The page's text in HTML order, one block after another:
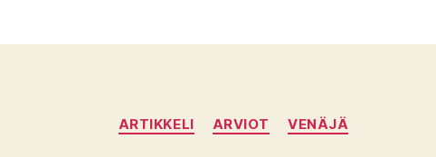
Kategoriat
ARTIKKELI ARVIOT VENÄJÄ